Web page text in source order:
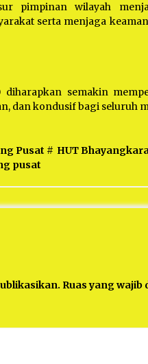
pimpinan wilayah
serta menjaga
semakin
dan kondusif bagi seluruh
Pusat # HUT
pusat
Ruas yang wajib